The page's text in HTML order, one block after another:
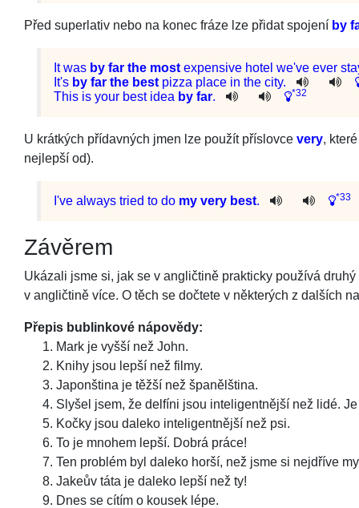
Před superlativ nebo na konec fráze lze přidat spojení by
It was by far the most expensive hotel we've ever
It's by far the best pizza place in the city.
This is your best idea by far. *32
U krátkých přídavných jmen lze použít příslovce very,
nejlepší od).
've always tried to do my very best. *33
Závěrem
Ukázali jsme si, jak se v angličtině prakticky používá
v angličtině více. O těch se dočtete v některých z dalších
Přepis bublinkové nápovědy:
Mark je vyšší než John.
Knihy jsou lepší než filmy.
Japonština je těžší než španělština.
Slyšel jsem, že delfíni jsou inteligentnější než lidé.
Kočky jsou daleko inteligentnější než psi.
To je mnohem lepší. Dobrá práce!
Ten problém byl daleko horší, než jsme si nejdříve
Jakeův táta je daleko lepší než ty!
Dnes se cítím o kousek lépe.